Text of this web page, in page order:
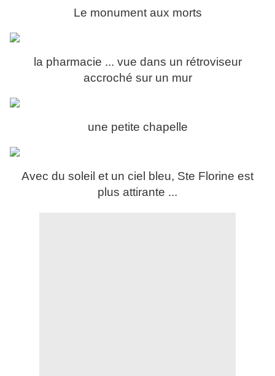
Le monument aux morts
la pharmacie ... vue dans un rétroviseur
accroché sur un mur
une petite chapelle
Avec du soleil et un ciel bleu, Ste Florine est
plus attirante ...